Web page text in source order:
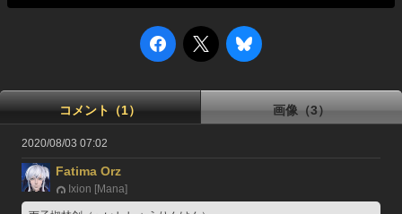
コメント（1） 画像（3）
2020/08/03 07:02
Fatima Orz
Ixion [Mana]